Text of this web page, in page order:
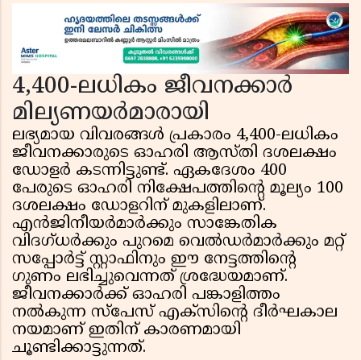
4,400-ലധികം ജീവനക്കാർ
മില്യണയർമാരായി
ലഭ്യമായ വിവരങ്ങൾ പ്രകാരം 4,400-ലധികം
ജീവനക്കാരുടെ ഓഹരി ആസ്തി ദശലക്ഷം
ഡോളർ കടന്നിട്ടുണ്ട്. ഏകദേശം 400
പേരുടെ ഓഹരി നിക്ഷേപത്തിന്റെ മൂല്യം 100
ദശലക്ഷം ഡോളറിന് മുകളിലാണ്.
എൻജിനീയർമാർക്കും സാങ്കേതിക
വിദഗ്ധർക്കും പുറമെ വെൽഡർമാർക്കും മറ്റ്
സപ്പോർട്ട് സ്റ്റാഫിനും ഈ നേട്ടത്തിന്റെ
ഗുണം ലഭിച്ചുവെന്നത് ശ്രദ്ധേയമാണ്.
ജീവനക്കാർക്ക് ഓഹരി പങ്കാളിത്തം
നൽകുന്ന സ്പേസ് എക്സിന്റെ ദീർഘകാല
നയമാണ് ഇതിന് കാരണമായി
ചൂണ്ടിക്കാട്ടുന്നത്.